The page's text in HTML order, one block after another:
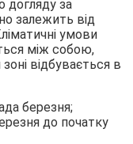
догляду за
залежить від
умови
між собою,
відбувається в
березня;
до початку